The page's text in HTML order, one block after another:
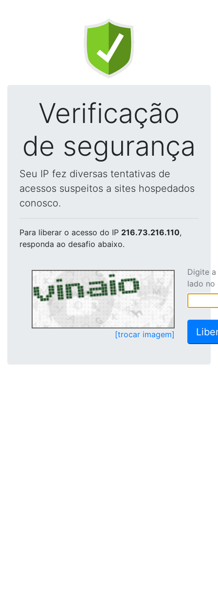
Verificação
de segurança
Seu IP fez diversas tentativas de
acessos suspeitos a sites hospedados
conosco.
Para liberar o acesso do IP 216.73.216.110,
responda ao desafio abaixo.
[trocar imagem]
Digite
lado no